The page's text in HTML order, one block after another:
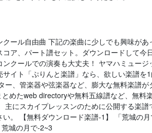
ール自由曲 下記の楽曲に少しでも興味が
ア、パート譜セット。ダウンロードして今
クールでの演奏も大丈夫！ ヤマハミュー
イト「ぷりんと楽譜」なら、欲しい楽譜を
、管楽器や弦楽器など、膨大な無料楽譜が
めたweb directoryや無料五線譜など、無料
主にスカイプレッスンのために公開する楽
。 【無料ダウンロード楽譜-1】 「荒城の月
城の月で-2~3